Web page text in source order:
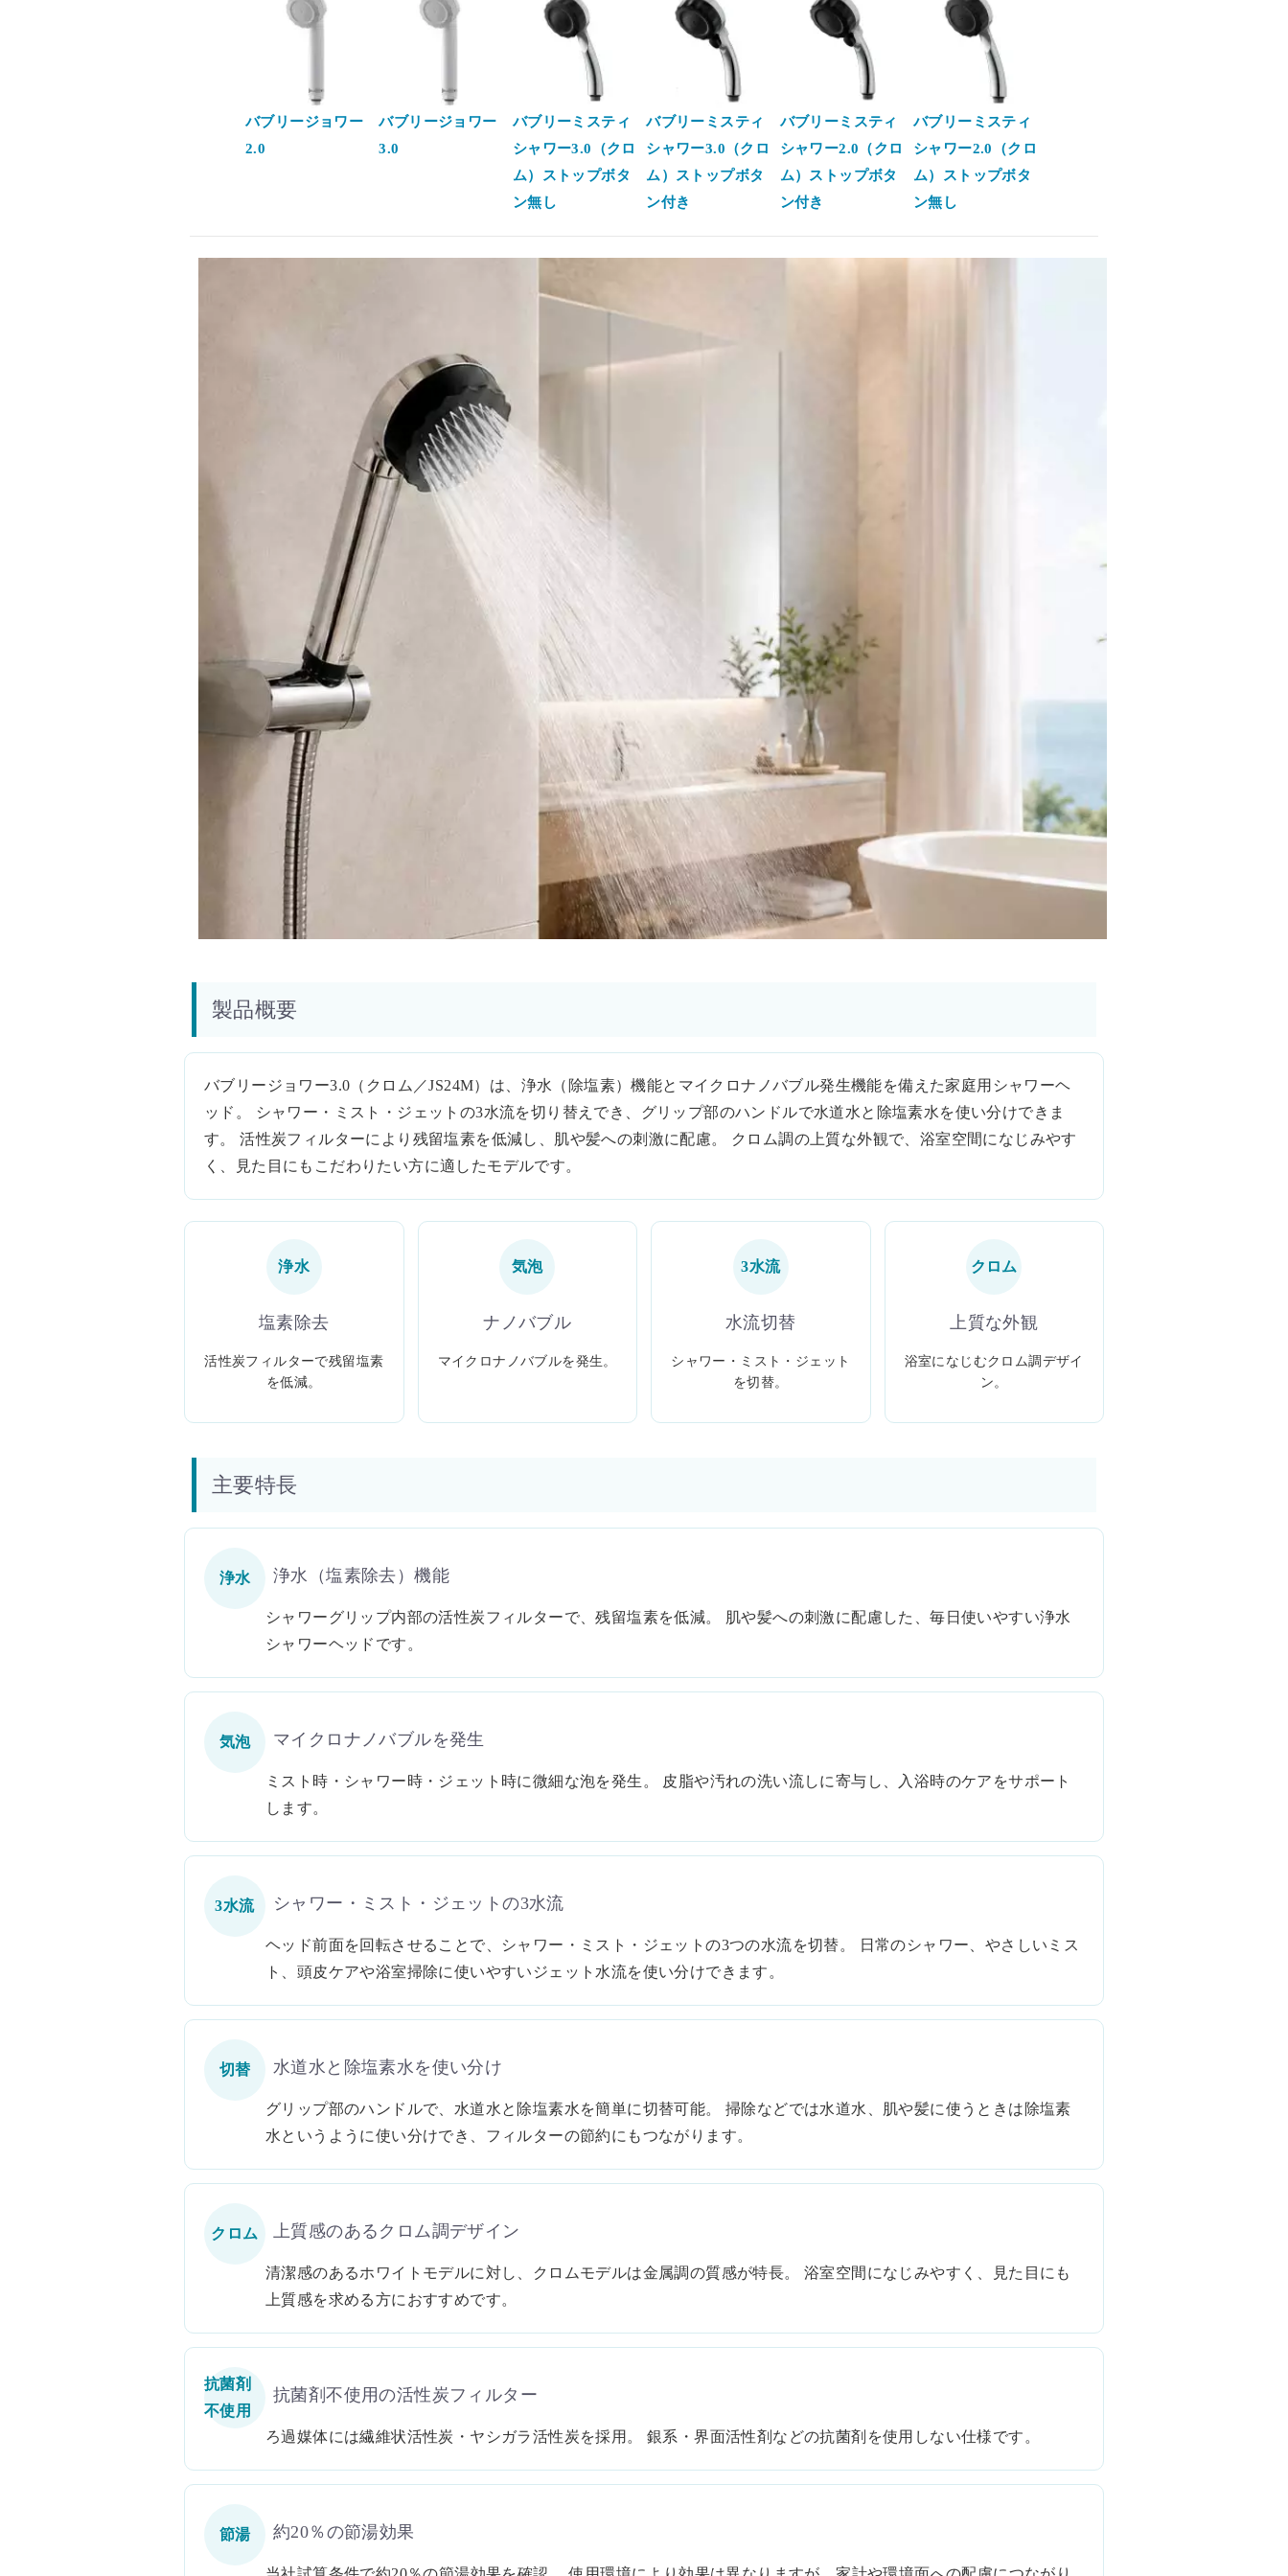
バブリージョワー
2.0
バブリージョワー
3.0
バブリーミスティ
シャワー3.0（クロ
ム）ストップボタ
ン無し
バブリーミスティ
シャワー3.0（クロ
ム）ストップボタ
ン付き
バブリーミスティ
シャワー2.0（クロ
ム）ストップボタ
ン付き
バブリーミスティ
シャワー2.0（クロ
ム）ストップボタ
ン無し
製品概要
バブリージョワー3.0（クロム／JS24M）は、浄水（除塩素）機能とマイクロナノバブル発生機能を備えた家庭用シャワーヘ
ッド。 シャワー・ミスト・ジェットの3水流を切り替えでき、グリップ部のハンドルで水道水と除塩素水を使い分けできま
す。 活性炭フィルターにより残留塩素を低減し、肌や髪への刺激に配慮。 クロム調の上質な外観で、浴室空間になじみやす
く、見た目にもこだわりたい方に適したモデルです。
浄水
塩素除去
活性炭フィルターで残留塩素
を低減。
気泡
ナノバブル
マイクロナノバブルを発生。
3水流
水流切替
シャワー・ミスト・ジェット
を切替。
クロム
上質な外観
浴室になじむクロム調デザイ
ン。
主要特長
浄水 浄水（塩素除去）機能
シャワーグリップ内部の活性炭フィルターで、残留塩素を低減。 肌や髪への刺激に配慮した、毎日使いやすい浄水
シャワーヘッドです。
気泡 マイクロナノバブルを発生
ミスト時・シャワー時・ジェット時に微細な泡を発生。 皮脂や汚れの洗い流しに寄与し、入浴時のケアをサポート
します。
3水流 シャワー・ミスト・ジェットの3水流
ヘッド前面を回転させることで、シャワー・ミスト・ジェットの3つの水流を切替。 日常のシャワー、やさしいミス
ト、頭皮ケアや浴室掃除に使いやすいジェット水流を使い分けできます。
切替 水道水と除塩素水を使い分け
グリップ部のハンドルで、水道水と除塩素水を簡単に切替可能。 掃除などでは水道水、肌や髪に使うときは除塩素
水というように使い分けでき、フィルターの節約にもつながります。
クロム 上質感のあるクロム調デザイン
清潔感のあるホワイトモデルに対し、クロムモデルは金属調の質感が特長。 浴室空間になじみやすく、見た目にも
上質感を求める方におすすめです。
抗菌剤
不使用
抗菌剤不使用の活性炭フィルター
ろ過媒体には繊維状活性炭・ヤシガラ活性炭を採用。 銀系・界面活性剤などの抗菌剤を使用しない仕様です。
節湯 約20％の節湯効果